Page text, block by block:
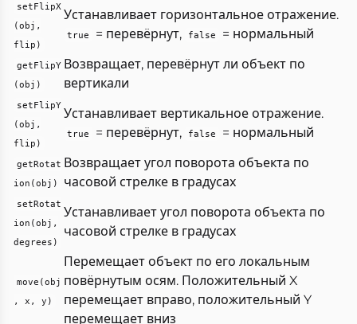
setFlipX
(obj,
flip)
Устанавливает горизонтальное отражение.
true = перевёрнут, false = нормальный
getFlipY
(obj)
Возвращает, перевёрнут ли объект по
вертикали
setFlipY
(obj,
flip)
Устанавливает вертикальное отражение.
true = перевёрнут, false = нормальный
getRotat
ion(obj)
Возвращает угол поворота объекта по
часовой стрелке в градусах
setRotat
ion(obj,
degrees)
Устанавливает угол поворота объекта по
часовой стрелке в градусах
move(obj
, x, y)
Перемещает объект по его локальным
повёрнутым осям. Положительный X
перемещает вправо, положительный Y
перемещает вниз